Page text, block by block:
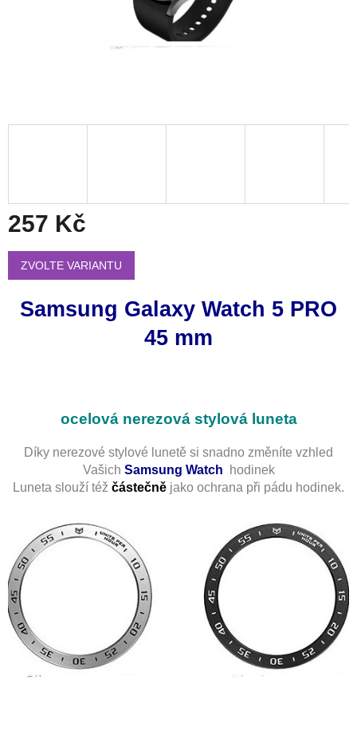
257 Kč
Měrná
cena:
ZVOLTE VARIANTU
Samsung Galaxy Watch 5 PRO
45 mm
ocelová nerezová stylová luneta
Díky nerezové stylové lunetě si snadno změníte vzhled
Vašich Samsung Watch
hodinek
Luneta slouží též částečně jako ochrana při pádu hodinek.